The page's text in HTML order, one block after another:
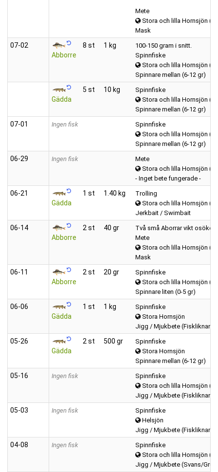
Mete
Stora och lilla Hornsjön
Mask
07‑02
Abborre
8 st 1 kg
100-150 gram i snitt.
Spinnfiske
Stora och lilla Hornsjön
Spinnare mellan (6-12 gr)
Gädda
5 st 10 kg
Spinnfiske
Stora och lilla Hornsjön
Spinnare mellan (6-12 gr)
07‑01 Ingen fisk
Spinnfiske
Stora och lilla Hornsjön
Spinnare mellan (6-12 gr)
06‑29 Ingen fisk
Mete
Stora och lilla Hornsjön
- Inget bete fungerade -
06‑21
Gädda
1 st 1.40 kg
Trolling
Stora och lilla Hornsjön
Jerkbait / Swimbait
06‑14
Abborre
2 st 40 gr
Två små Aborrar vikt
Mete
Stora och lilla Hornsjön
Mask
06‑11
Abborre
2 st 20 gr
Spinnfiske
Stora och lilla Hornsjön
Spinnare liten (0-5 gr)
06‑06
Gädda
1 st 1 kg
Spinnfiske
Stora Hornsjön
Jigg / Mjukbete
05‑26
Gädda
2 st 500 gr
Spinnfiske
Stora Hornsjön
Spinnare mellan (6-12 gr)
05‑16 Ingen fisk
Spinnfiske
Stora och lilla Hornsjön
Jigg / Mjukbete
05‑03 Ingen fisk
Spinnfiske
Helsjön
Jigg / Mjukbete
04‑08 Ingen fisk
Spinnfiske
Stora och lilla Hornsjön
Jigg / Mjukbete (Svans/